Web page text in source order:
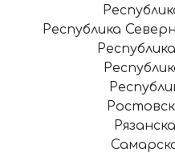
Республика